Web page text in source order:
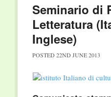
Seminario di
Letteratura
Inglese)
POSTED 22ND JUNE 2013